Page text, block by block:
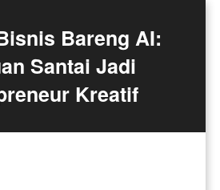
Bareng AI:
Santai Jadi
Kreatif